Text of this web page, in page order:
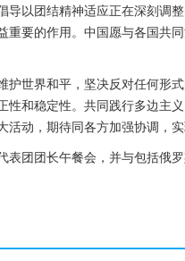
导以团结精神适应正在深刻调
重要的作用。中国愿与各国共
护世界和平，坚决反对任何形
性和稳定性。共同践行多边主
活动，期待同各方加强协调，
表团团长午餐会，并与包括俄